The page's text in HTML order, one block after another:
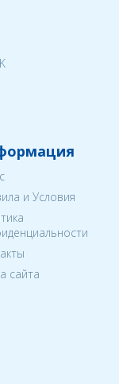
и Условия
сайта